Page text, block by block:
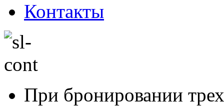
Контакты
При бронировании